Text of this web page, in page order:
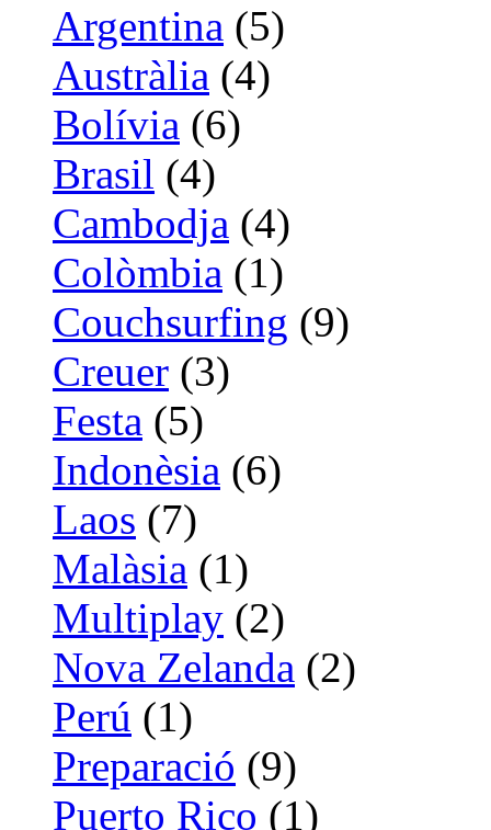
Argentina (5)
Austràlia (4)
Bolívia (6)
Brasil (4)
Cambodja (4)
Colòmbia (1)
Couchsurfing (9)
Creuer (3)
Festa (5)
Indonèsia (6)
Laos (7)
Malàsia (1)
Multiplay (2)
Nova Zelanda (2)
Perú (1)
Preparació (9)
Puerto Rico (1)